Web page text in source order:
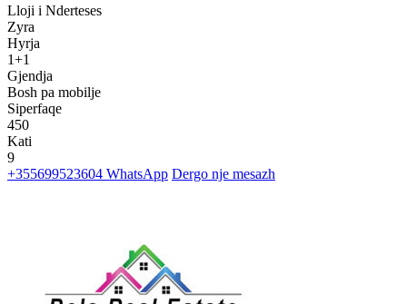
Lloji i Nderteses
Zyra
Hyrja
1+1
Gjendja
Bosh pa mobilje
Siperfaqe
450
Kati
9
+355699523604 WhatsApp Dergo nje mesazh